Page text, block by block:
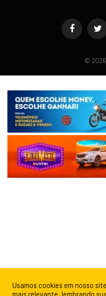
Facebook
© 2026
Usamos cookies em nosso
mais relevante, lembrando